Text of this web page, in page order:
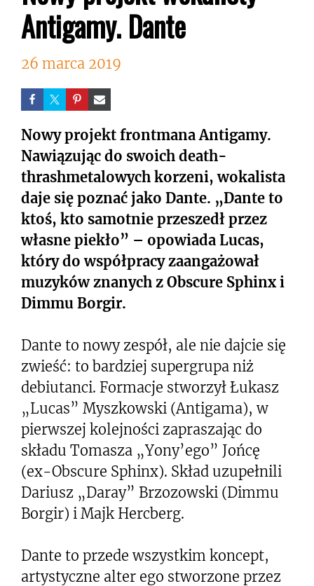
Antigamy. Dante
26 marca 2019
Nowy projekt frontmana Antigamy.
Nawiązując do swoich death-
thrashmetalowych korzeni, wokalista
daje się poznać jako Dante. „Dante to
ktoś, kto samotnie przeszedł przez
własne piekło” – opowiada Lucas,
który do współpracy zaangażował
muzyków znanych z Obscure Sphinx i
Dimmu Borgir.
Dante to nowy zespół, ale nie dajcie się
zwieść: to bardziej supergrupa niż
debiutanci. Formacje stworzył Łukasz
„Lucas” Myszkowski (Antigama), w
pierwszej kolejności zapraszając do
składu Tomasza „Yony’ego” Jońcę
(ex-Obscure Sphinx). Skład uzupełnili
Dariusz „Daray” Brzozowski (Dimmu
Borgir) i Majk Hercberg.
Dante to przede wszystkim koncept,
artystyczne alter ego stworzone przez